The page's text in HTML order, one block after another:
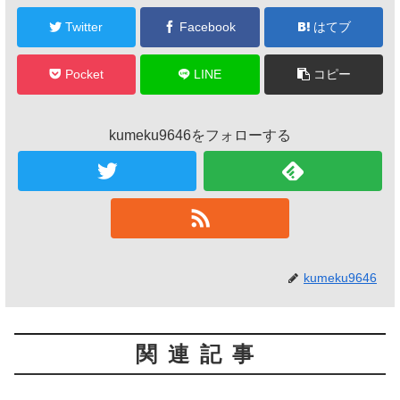
Twitter Facebook はてブ
Pocket LINE コピー
kumeku9646をフォローする
kumeku9646
関連記事